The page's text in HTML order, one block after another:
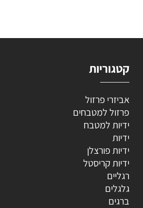
קטגוריות
אביזרי פרזול
פרזול למטבחים
ידיות למטבח
ידיות
ידיות פורצלן
ידיות קריסטל
רגליים
גלגלים
ברגים